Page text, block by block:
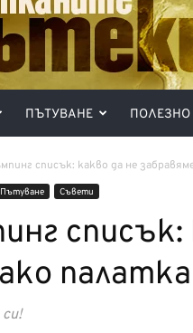
ПЪТУВАНЕ ПОЛЕЗНО
списък: какво да не
Пътуване Съвети
списък: